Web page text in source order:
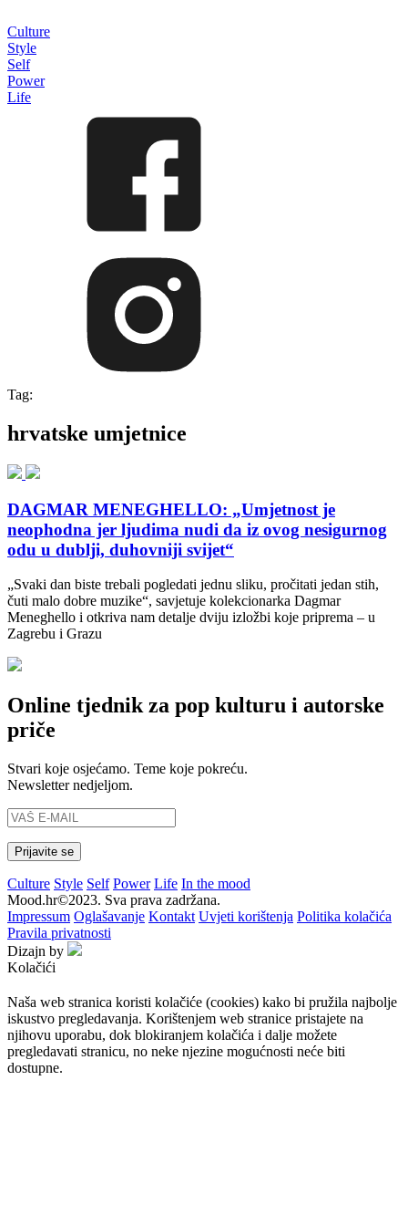
Culture
Style
Self
Power
Life
Tag:
hrvatske umjetnice
DAGMAR MENEGHELLO: „Umjetnost je
neophodna jer ljudima nudi da iz ovog nesigurnog
odu u dublji, duhovniji svijet“
„Svaki dan biste trebali pogledati jednu sliku, pročitati jedan stih,
čuti malo dobre muzike“, savjetuje kolekcionarka Dagmar
Meneghello i otkriva nam detalje dviju izložbi koje priprema – u
Zagrebu i Grazu
Online tjednik za pop kulturu i autorske
priče
Stvari koje osjećamo. Teme koje pokreću.
Newsletter nedjeljom.
Culture Style Self Power Life In the mood
Mood.hr©2023. Sva prava zadržana.
Impressum Oglašavanje Kontakt Uvjeti korištenja Politika kolačića
Pravila privatnosti
Dizajn by
Kolačići
Naša web stranica koristi kolačiće (cookies) kako bi pružila najbolje
iskustvo pregledavanja. Korištenjem web stranice pristajete na
njihovu uporabu, dok blokiranjem kolačića i dalje možete
pregledavati stranicu, no neke njezine mogućnosti neće biti
dostupne.